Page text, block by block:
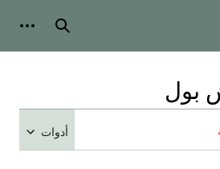
بحث
بول
أدوات